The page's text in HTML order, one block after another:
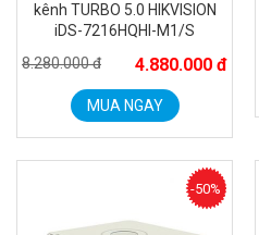
kênh TURBO 5.0 HIKVISION
iDS-7216HQHI-M1/S
8.280.000 đ
4.880.000 đ
MUA NGAY
-50%